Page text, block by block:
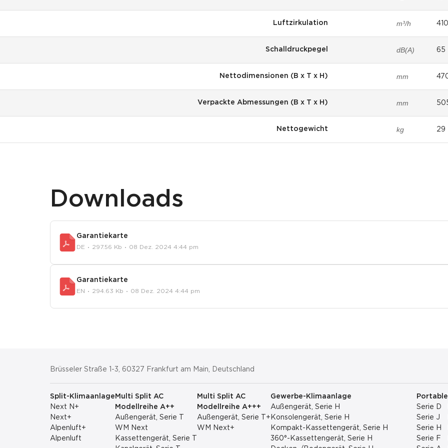
Luftzirkulation m³/h 410
Schalldruckpegel dB(A) 65
Nettodimensionen (B x T x H) mm
Verpackte Abmessungen (B x T x H) mm
Nettogewicht kg 29
Downloads
Garantiekarte
DE 297.56 Kb 08 Dez. 2024 4:44 pm
Garantiekarte
EN 294.63 Kb 08 Dez. 2024 4:44 pm
Brüsseler Straße 1-3, 60327 Frankfurt am Main, Deutschland
Split-Klimaanlage
Next N+
Next+
Alpenluft+
Alpenluft
Multi Split AC
Modellreihe A++
Außengerät, Serie T
WM Next
Kassettengerät, Serie T
Multi Split AC
Modellreihe A+++
Außengerät, Serie T+
WM Next+
Gewerbe-Klimaanlage
Außengerät, Serie H
Konsolengerät, Serie H
Kompakt-Kassettengerät, Serie H
360°-Kassettengerät, Serie H
Portable
Serie D
Serie J
Serie H
Serie F